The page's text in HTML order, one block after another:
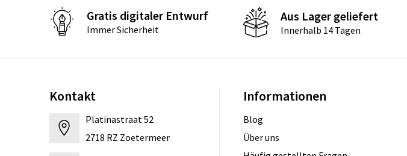
Gratis digitaler Entwurf
Immer Sicherheit
Aus Lager geliefert
Innerhalb 14 Tagen
Kontakt
Platinastraat 52
2718 RZ Zoetermeer
Informationen
Blog
Über uns